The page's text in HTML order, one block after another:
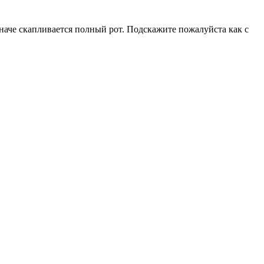
скапливается полный рот. Подскажите пожалуйста как с